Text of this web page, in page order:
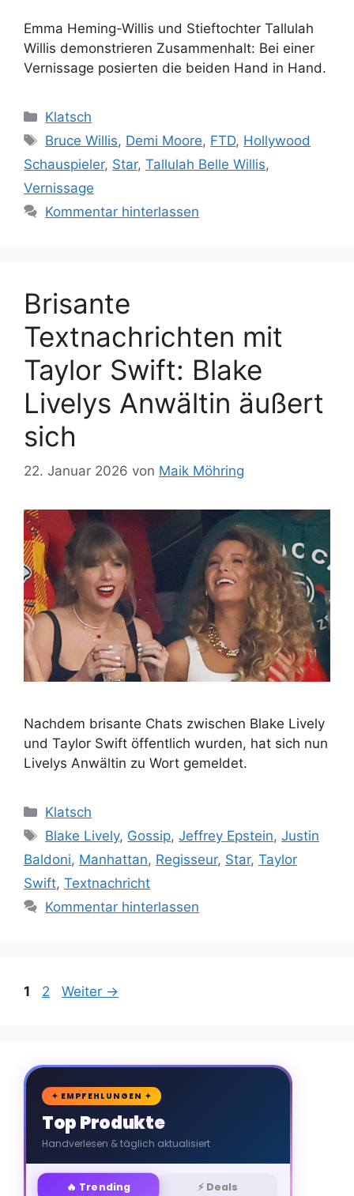
Emma Heming-Willis und Stieftochter Tallulah
Willis demonstrieren Zusammenhalt: Bei einer
Vernissage posierten die beiden Hand in Hand.
Kategorien
Klatsch
Schlagwörter
Bruce Willis, Demi Moore, FTD, Hollywood
Schauspieler, Star, Tallulah Belle Willis,
Vernissage
Kommentar hinterlassen
Brisante
Textnachrichten mit
Taylor Swift: Blake
Livelys Anwältin äußert
sich
22. Januar 2026 von Maik Möhring
Nachdem brisante Chats zwischen Blake Lively
und Taylor Swift öffentlich wurden, hat sich nun
Livelys Anwältin zu Wort gemeldet.
Kategorien
Klatsch
Schlagwörter
Blake Lively, Gossip,Jeffrey Epstein,Justin
Baldoni, Manhattan, Regisseur, Star, Taylor
Swift, Textnachricht
Kommentar hinterlassen
Seite
1 Seite
2 Weiter →
🛒
✦ EMPFEHLUNGEN ✦
Top Produkte
Handverlesen & täglich aktualisiert
🔥 Trending ⚡ Deals